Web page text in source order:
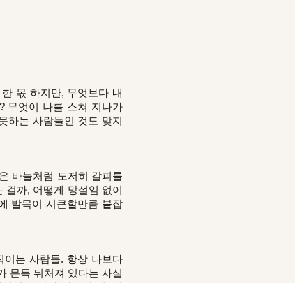
몫 하지만, 무엇보다 내
무엇이 나를 스쳐 지나가
하는 사람들인 것도 맞지
바늘처럼 도저히 갈피를
까, 어떻게 망설임 없이
발목이 시큰할만큼 붙잡
이는 사람들. 항상 나보다
문득 뒤처져 있다는 사실